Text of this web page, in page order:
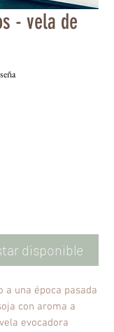
- vela de
es de 5.0
disponible
a una época pasada
con aroma a
evocadora